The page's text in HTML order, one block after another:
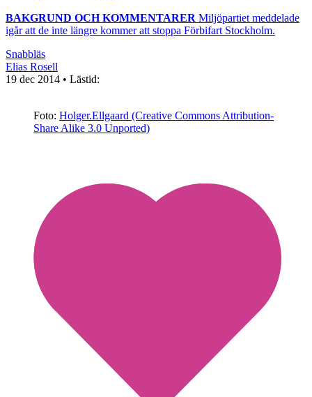
BAKGRUND OCH KOMMENTARER Miljöpartiet meddelade
igår att de inte längre kommer att stoppa Förbifart Stockholm.
Snabbläs
Elias Rosell
19 dec 2014 • Lästid:
Foto: Holger.Ellgaard (Creative Commons Attribution-
Share Alike 3.0 Unported)